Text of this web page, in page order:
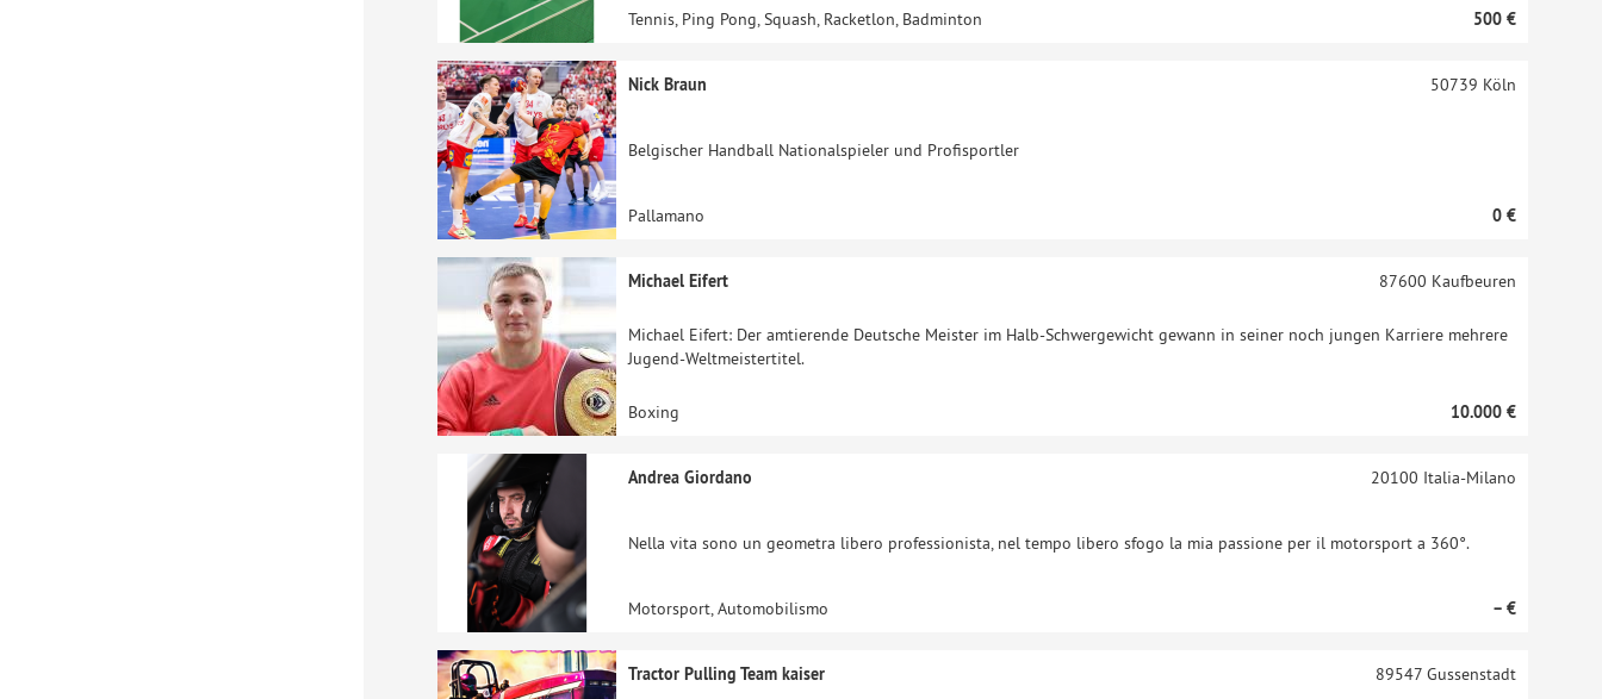
Tennis, Ping Pong, Squash, Racketlon, Badminton 500 €
Nick Braun
Belgischer Handball Nationalspieler und Profisportler
50739 Köln
Pallamano 0 €
Michael Eifert
Michael Eifert: Der amtierende Deutsche Meister im Halb-Schwergewicht gewann in seiner noch jungen Karriere mehrere
Jugend-Weltmeistertitel.
87600 Kaufbeuren
Boxing 10.000 €
Andrea Giordano
Nella vita sono un geometra libero professionista, nel tempo libero sfogo la mia passione per il motorsport a 360°.
20100 Italia-Milano
Motorsport, Automobilismo – €
Tractor Pulling Team kaiser 89547Gussenstadt